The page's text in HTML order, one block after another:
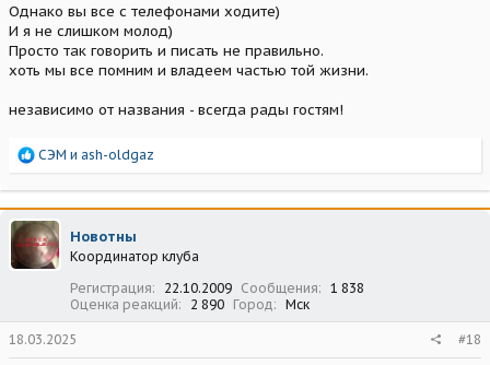
Однако вы все с телефонами ходите)
И я не слишком молод)
Просто так говорить и писать не правильно.
хоть мы все помним и владеем частью той жизни.
независимо от названия - всегда рады гостям!
Р
а
к
ц
и
и
СЭМ и ash-oldgaz
Новотны
Координатор клуба
Регистрация
22.10.2009 Сообщения
1 838
Оценка реакций
2 890 Город Мск
18.03.2025 #18